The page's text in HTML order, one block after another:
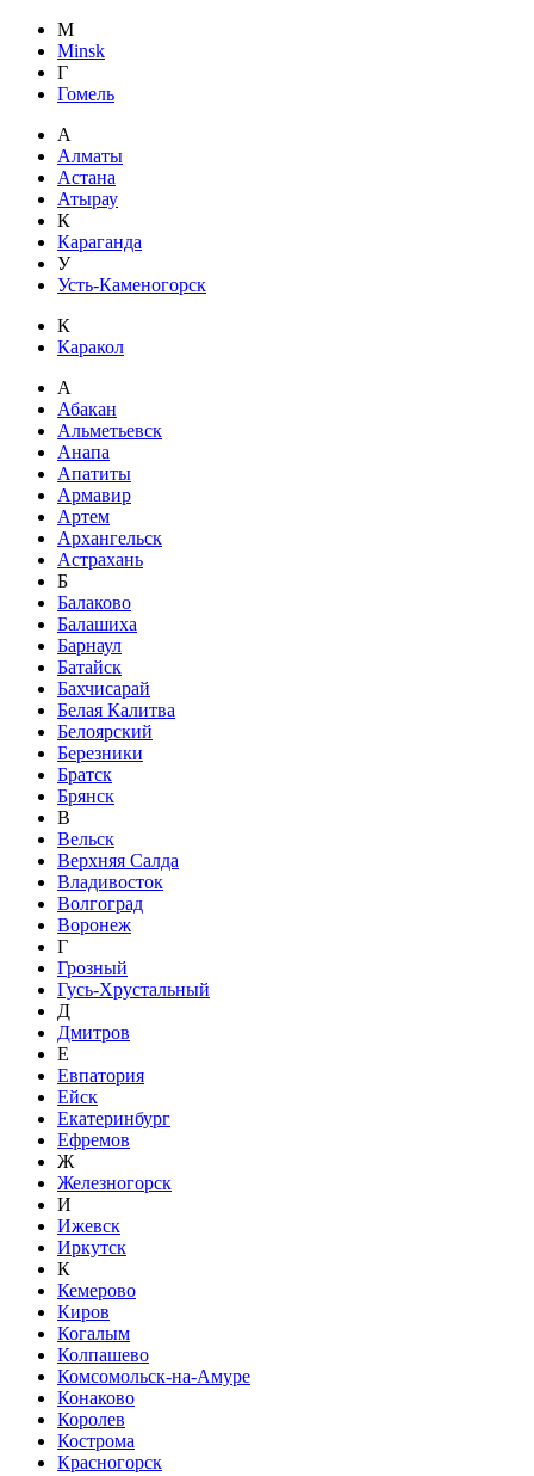
M
Minsk
Г
Гомель
А
Алматы
Астана
Атырау
К
Караганда
У
Усть-Каменогорск
К
Каракол
А
Абакан
Альметьевск
Анапа
Апатиты
Армавир
Артем
Архангельск
Астрахань
Б
Балаково
Балашиха
Барнаул
Батайск
Бахчисарай
Белая Калитва
Белоярский
Березники
Братск
Брянск
В
Вельск
Верхняя Салда
Владивосток
Волгоград
Воронеж
Г
Грозный
Гусь-Хрустальный
Д
Дмитров
Е
Евпатория
Ейск
Екатеринбург
Ефремов
Ж
Железногорск
И
Ижевск
Иркутск
К
Кемерово
Киров
Когалым
Колпашево
Комсомольск-на-Амуре
Конаково
Королев
Кострома
Красногорск